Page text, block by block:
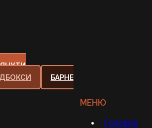
БАРНЕ
МЕНЮ
Головна